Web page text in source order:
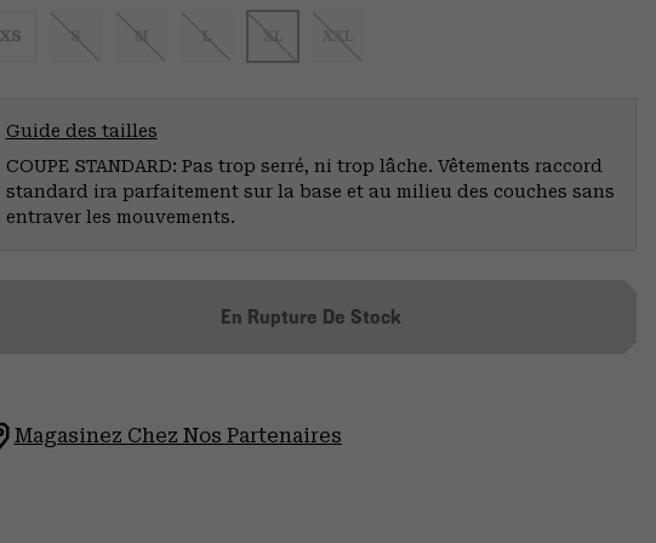
XS S M L XL XXL
Guide des tailles
COUPE STANDARD: Pas trop serré, ni trop lâche. Vêtements raccord
standard ira parfaitement sur la base et au milieu des couches sans
entraver les mouvements.
En Rupture De Stock
Magasinez Chez Nos Partenaires